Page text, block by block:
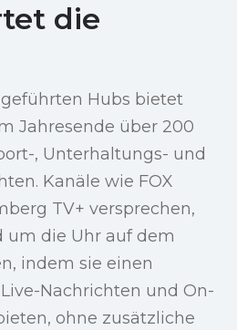
die
Hubs bietet
Jahresende über 200
, Unterhaltungs- und
Kanäle wie FOX
TV+ versprechen,
um die Uhr auf dem
indem sie einen
Nachrichten und On-
ohne zusätzliche